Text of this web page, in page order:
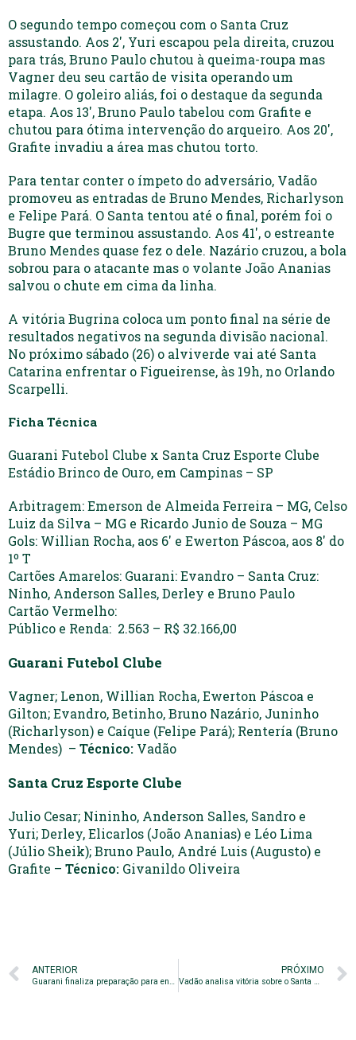
O segundo tempo começou com o Santa Cruz
assustando. Aos 2′, Yuri escapou pela direita, cruzou
para trás, Bruno Paulo chutou à queima-roupa mas
Vagner deu seu cartão de visita operando um
milagre. O goleiro aliás, foi o destaque da segunda
etapa. Aos 13′, Bruno Paulo tabelou com Grafite e
chutou para ótima intervenção do arqueiro. Aos 20′,
Grafite invadiu a área mas chutou torto.
Para tentar conter o ímpeto do adversário, Vadão
promoveu as entradas de Bruno Mendes, Richarlyson
e Felipe Pará. O Santa tentou até o final, porém foi o
Bugre que terminou assustando. Aos 41′, o estreante
Bruno Mendes quase fez o dele. Nazário cruzou, a bola
sobrou para o atacante mas o volante João Ananias
salvou o chute em cima da linha.
A vitória Bugrina coloca um ponto final na série de
resultados negativos na segunda divisão nacional.
No próximo sábado (26) o alviverde vai até Santa
Catarina enfrentar o Figueirense, às 19h, no Orlando
Scarpelli.
Ficha Técnica
Guarani Futebol Clube x Santa Cruz Esporte Clube
Estádio Brinco de Ouro, em Campinas – SP
Arbitragem: Emerson de Almeida Ferreira – MG, Celso
Luiz da Silva – MG e Ricardo Junio de Souza – MG
Gols: Willian Rocha, aos 6′ e Ewerton Páscoa, aos 8′ do
1º T
Cartões Amarelos: Guarani: Evandro – Santa Cruz:
Ninho, Anderson Salles, Derley e Bruno Paulo
Cartão Vermelho:
Público e Renda: 2.563 – R$ 32.166,00
Guarani Futebol Clube
Vagner; Lenon, Willian Rocha, Ewerton Páscoa e
Gilton; Evandro, Betinho, Bruno Nazário, Juninho
(Richarlyson) e Caíque (Felipe Pará); Rentería (Bruno
Mendes) – Técnico: Vadão
Santa Cruz Esporte Clube
Julio Cesar; Nininho, Anderson Salles, Sandro e
Yuri; Derley, Elicarlos (João Ananias) e Léo Lima
(Júlio Sheik); Bruno Paulo, André Luis (Augusto) e
Grafite – Técnico: Givanildo Oliveira
ANTERIOR
Guarani finaliza preparação para enfrentar o Santa Cruz
PRÓXIMO
Vadão analisa vitória sobre o Santa Cruz